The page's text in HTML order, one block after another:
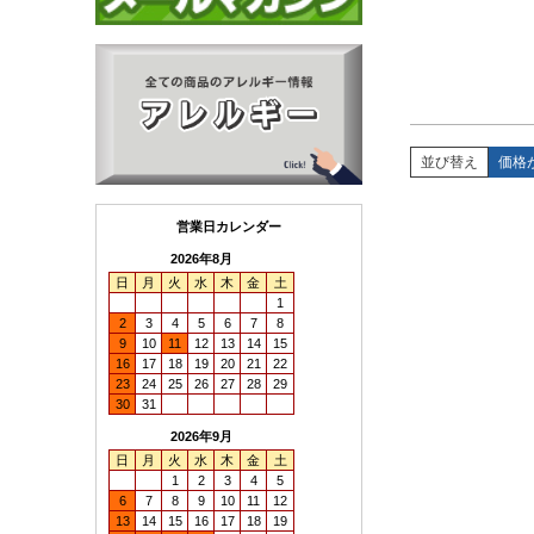
営業日カレンダー
2026年8月
日
月 火 水 木 金
土
1
2
3 4 5 6 7
8
9
10 11 12 13 14
15
16
17 18 19 20 21
22
23
24 25 26 27 28
29
30
31
2026年9月
日
月 火 水 木 金
土
1
2 3 4
5
6
7 8 9 10 11
12
13
14 15 16 17 18
19
並び替え 価格